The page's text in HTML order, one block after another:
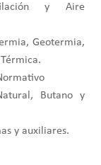
y Aire
Geotermia,
Butano y
y auxiliares.